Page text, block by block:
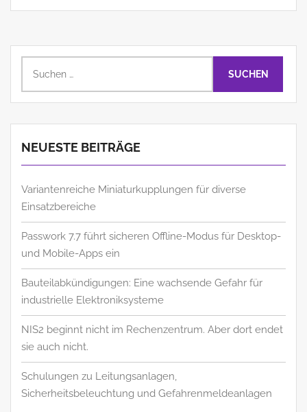
nach:
NEUESTE BEITRÄGE
Variantenreiche Miniaturkupplungen für diverse
Einsatzbereiche
Passwork 7.7 führt sicheren Offline-Modus für Desktop-
und Mobile-Apps ein
Bauteilabkündigungen: Eine wachsende Gefahr für
industrielle Elektroniksysteme
NIS2 beginnt nicht im Rechenzentrum. Aber dort endet
sie auch nicht.
Schulungen zu Leitungsanlagen,
Sicherheitsbeleuchtung und Gefahrenmeldeanlagen